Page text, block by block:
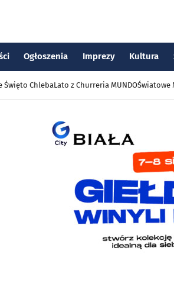
Ogłoszenia Imprezy Kultura
Święto ChlebaLato z Churreria MUNDOŚwiatowe